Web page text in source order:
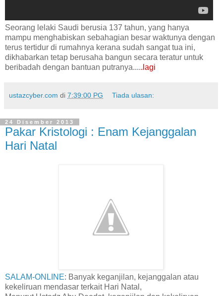
Seorang lelaki Saudi berusia 137 tahun, yang hanya
mampu menghabiskan sebahagian besar waktunya dengan
terus tertidur di rumahnya kerana sudah sangat tua ini,
dikhabarkan tetap berusaha bangun secara teratur untuk
beribadah dengan bantuan putranya.....lagi
ustazcyber.com di 7:39:00 PG Tiada ulasan:
24 Disember 2013
Pakar Kristologi : Enam Kejanggalan
Hari Natal
SALAM-ONLINE: Banyak keganjilan, kejanggalan atau
kekeliruan mendasar terkait Hari Natal,